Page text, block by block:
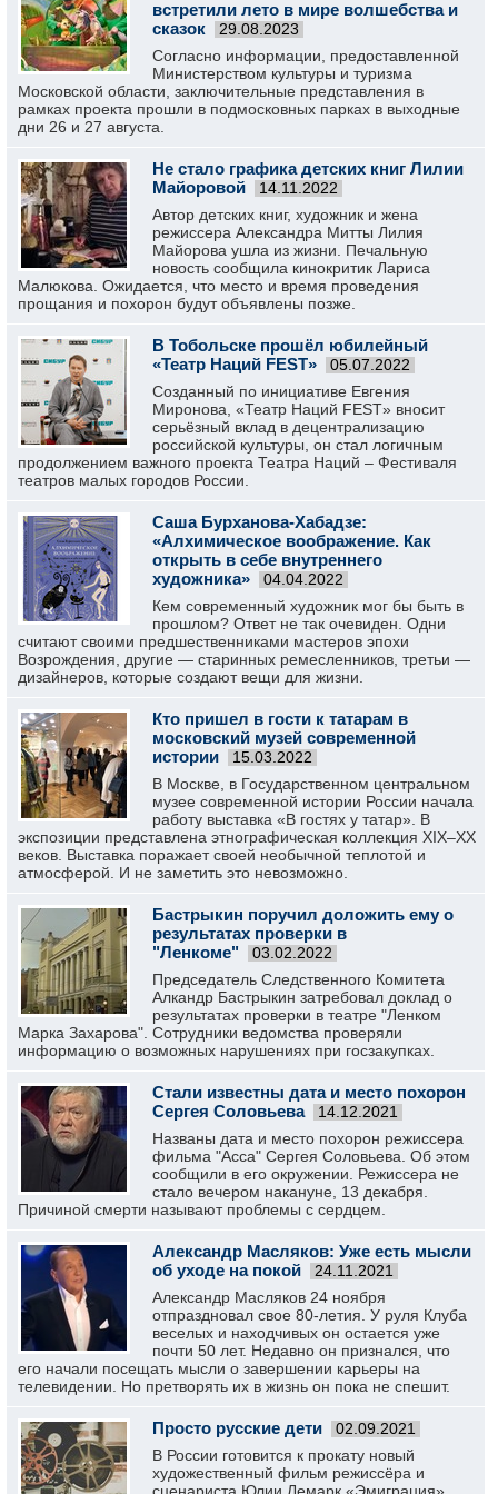
встретили лето в мире волшебства и
сказок
29.08.2023
Согласно информации, предоставленной
Министерством культуры и туризма
Московской области, заключительные представления в
рамках проекта прошли в подмосковных парках в выходные
дни 26 и 27 августа.
Не стало графика детских книг Лилии
Майоровой
14.11.2022
Автор детских книг, художник и жена
режиссера Александра Митты Лилия
Майорова ушла из жизни. Печальную
новость сообщила кинокритик Лариса
Малюкова. Ожидается, что место и время проведения
прощания и похорон будут объявлены позже.
В Тобольске прошёл юбилейный
«Театр Наций FEST»
05.07.2022
Созданный по инициативе Евгения
Миронова, «Театр Наций FEST» вносит
серьёзный вклад в децентрализацию
российской культуры, он стал логичным
продолжением важного проекта Театра Наций – Фестиваля
театров малых городов России.
Саша Бурханова-Хабадзе:
«Алхимическое воображение. Как
открыть в себе внутреннего
художника»
04.04.2022
Кем современный художник мог бы быть в
прошлом? Ответ не так очевиден. Одни
считают своими предшественниками мастеров эпохи
Возрождения, другие — старинных ремесленников, третьи —
дизайнеров, которые создают вещи для жизни.
Кто пришел в гости к татарам в
московский музей современной
истории
15.03.2022
В Москве, в Государственном центральном
музее современной истории России начала
работу выставка «В гостях у татар». В
экспозиции представлена этнографическая коллекция XIX–XX
веков. Выставка поражает своей необычной теплотой и
атмосферой. И не заметить это невозможно.
Бастрыкин поручил доложить ему о
результатах проверки в
"Ленкоме"
03.02.2022
Председатель Следственного Комитета
Алкандр Бастрыкин затребовал доклад о
результатах проверки в театре "Ленком
Марка Захарова". Сотрудники ведомства проверяли
информацию о возможных нарушениях при госзакупках.
Стали известны дата и место похорон
Сергея Соловьева
14.12.2021
Названы дата и место похорон режиссера
фильма "Асса" Сергея Соловьева. Об этом
сообщили в его окружении. Режиссера не
стало вечером накануне, 13 декабря.
Причиной смерти называют проблемы с сердцем.
Александр Масляков: Уже есть мысли
об уходе на покой
24.11.2021
Александр Масляков 24 ноября
отпраздновал свое 80-летия. У руля Клуба
веселых и находчивых он остается уже
почти 50 лет. Недавно он признался, что
его начали посещать мысли о завершении карьеры на
телевидении. Но претворять их в жизнь он пока не спешит.
Просто русские дети 02.09.2021
В России готовится к прокату новый
художественный фильм режиссёра и